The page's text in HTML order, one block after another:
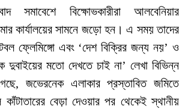
সমাবেশে বিক্ষোভকারীরা আলবেনিয়ার
কার্যালয়ের সামনে জড়ো হন। এ সময় তাদের
ফ্লেমিঙ্গো এবং ‘দেশ বিক্রির জন্য নয়’ ও
দুবাইয়ের মতো দেখতে চাই না’ লেখা বিভিন্ন
জভেরনেক এলাকার প্রস্তাবিত জমিতে
কাঁটাতারের বেড়া দেওয়ার পর থেকেই স্থানীয়